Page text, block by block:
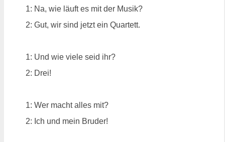
1: Na, wie läuft es mit der Musik?
2: Gut, wir sind jetzt ein Quartett.
1: Und wie viele seid ihr?
2: Drei!
1: Wer macht alles mit?
2: Ich und mein Bruder!